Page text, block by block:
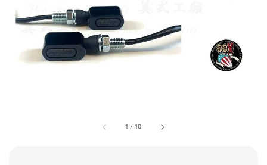
1 /10